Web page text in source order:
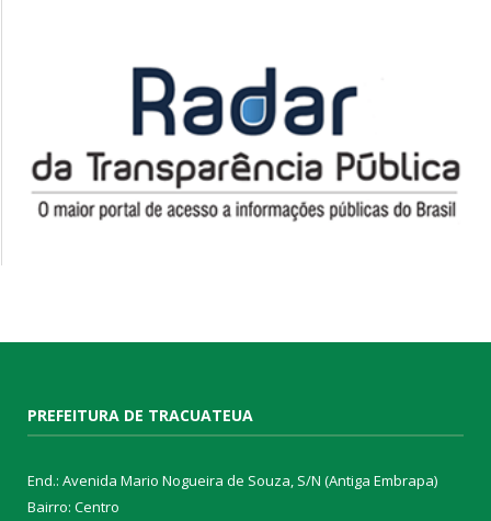
PREFEITURA DE TRACUATEUA
End.: Avenida Mario Nogueira de Souza, S/N (Antiga Embrapa)
Bairro: Centro